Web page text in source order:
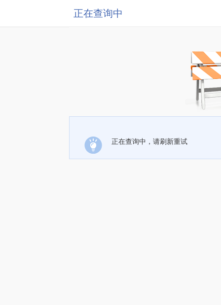
正在查询中
正在查询中，请刷新重试